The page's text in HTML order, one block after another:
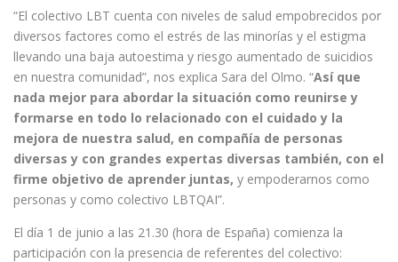
“El colectivo LBT cuenta con niveles de salud empobrecidos por
diversos factores como el estrés de las minorías y el estigma
llevando una baja autoestima y riesgo aumentado de suicidios
en nuestra comunidad”, nos explica Sara del Olmo. “Así que
nada mejor para abordar la situación como reunirse y
formarse en todo lo relacionado con el cuidado y la
mejora de nuestra salud, en compañía de personas
diversas y con grandes expertas diversas también, con el
firme objetivo de aprender juntas, y empoderarnos como
personas y como colectivo LBTQAI”.
El día 1 de junio a las 21.30 (hora de España) comienza la
participación con la presencia de referentes del colectivo: